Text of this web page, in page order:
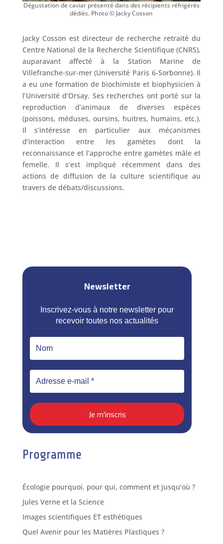
Dégustation de caviar présenté dans des récipients réfrigérés
dédiés. Photo © Jacky Cosson
Jacky Cosson est directeur de recherche retraité du
Centre National de la Recherche Scientifique (CNRS),
auparavant affecté à la Station Marine de
Villefranche-sur-mer (Université Paris 6-Sorbonne). Il
a eu une formation de biochimiste et biophysicien à
l’Université d’Orsay. Ses recherches ont porté sur la
reproduction d’animaux de diverses espèces
(poissons, méduses, oursins, huitres, humains, etc.).
Il s’intéresse en particulier aux mécanismes
d’interaction entre les gamètes dont la
reconnaissance et l’approche entre gamètes mâle et
femelle. Il s’est impliqué récemment dans des
actions de diffusion de la culture scientifique au
travers de débats/discussions.
Newsletter
Inscrivez-vous à notre newsletter pour
recevoir toutes nos actualités
Programme
Écologie pourquoi, pour qui, comment et jusqu’où ?
Jules Verne et la Science
Images scientifiques ET esthétiques
Quel Avenir pour les Matières Plastiques ?